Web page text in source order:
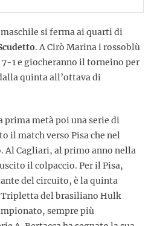
maschile si ferma ai quarti di
. A Cirò Marina i rossoblù
7-1 e giocheranno il torneino per
quinta all’ottava di
metà poi una serie di
il match verso Pisa che nel
Al Cagliari, al primo anno nella
il colpaccio. Per il Pisa,
del circuito, è la quinta
del brasiliano Hulk
sempre più